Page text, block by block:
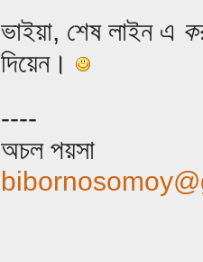
ভাইয়া, শেষ লাইন এ
দিয়েন।
----
অচল পয়সা